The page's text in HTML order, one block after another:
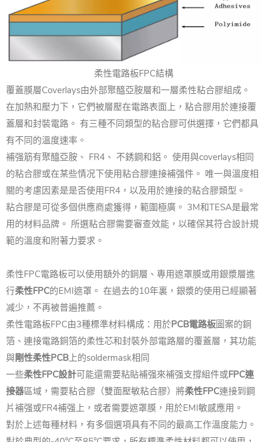
柔性電路板FPC結構
覆蓋膜層Coverlays由外部聚醯亞胺層和一層柔性粘合膠組成。
在加熱和壓力下，它們被層壓在電路表面上，粘合膠用於連接覆
蓋層和封裝電路。 有三種不同類型的粘合膠可供選擇，它們都具
有不同的溫度速率。
補强筋有聚醯亞胺、 FR4、 不銹鋼和鋁。 使用與coverlays相同
的粘合膠或在某些情况下使用粘合膠連接補强件。 唯一與溫度相
關的考慮因素是是否使用FR4，以及用於連接的粘合膠類型。
粘合膠是可從多個供應商處獲得，範圍極廣。 3M和TESA是最常
用的材料品牌。 所選粘合膠需要審查效能，以確保其符合設計規
範的溫度和附著力要求。
柔性FPC電路板可以使用額外的銅層、專用遮罩膜或用銀漿層進
行柔性FPC的EMI遮罩。 在過去的10年裏，銀漿的使用已經顯著
减少，不再被普遍推薦。
柔性電路板FPC由3種標準材料構成：用於PCB電路板圖案的銅
箔、連接電路銅箔的柔性芯和封裝外部電路層的覆蓋層，其功能
與剛性柔性PCB 上的soldermask相同
一些柔性FPC設計可能還需要粘貼補强來補强支撐組件或FPC連
接器區域，需要粘合膠（雙面壓敏粘合膠）將柔性FPC連接到鋼
片補强或FR4補强上，或者需要遮罩膜，用於EMI敏感應用。
對於上述每種材料，有多個選項具有不同的最高工作溫度能力。